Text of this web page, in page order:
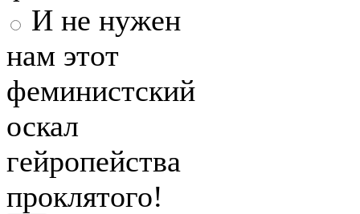
И не нужен
нам этот
феминистский
оскал
гейропейства
проклятого!